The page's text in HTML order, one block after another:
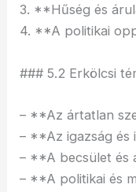
3. **Hűség és
4. **A politikai
### 5.2 Erkölcsi
– **Az ártatlan
– **Az igazság és
– **A becsület és
– **A politikai és